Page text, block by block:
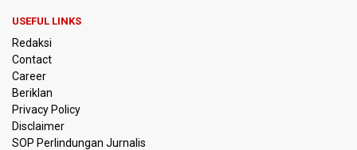
hingga Rp26 triliun
Kuasa Hukum Klaim 995 Airsoft Gun di Sekolah Swasta
Narkoba
Menperin Sebut Insentif Kendaraan Listrik untuk Produk
Bernilai Tambah Tinggi
USEFUL LINKS
Redaksi
Contact
Career
Beriklan
Privacy Policy
Disclaimer
SOP Perlindungan Jurnalis